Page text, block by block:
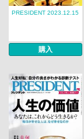
PRESIDENT 2023.12.15
購入